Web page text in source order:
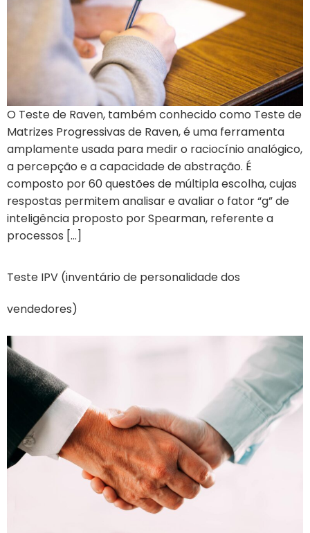
O Teste de Raven, também conhecido como Teste de
Matrizes Progressivas de Raven, é uma ferramenta
amplamente usada para medir o raciocínio analógico,
a percepção e a capacidade de abstração. É
composto por 60 questões de múltipla escolha, cujas
respostas permitem analisar e avaliar o fator “g” de
inteligência proposto por Spearman, referente a
processos […]
Teste IPV (inventário de personalidade dos
vendedores)